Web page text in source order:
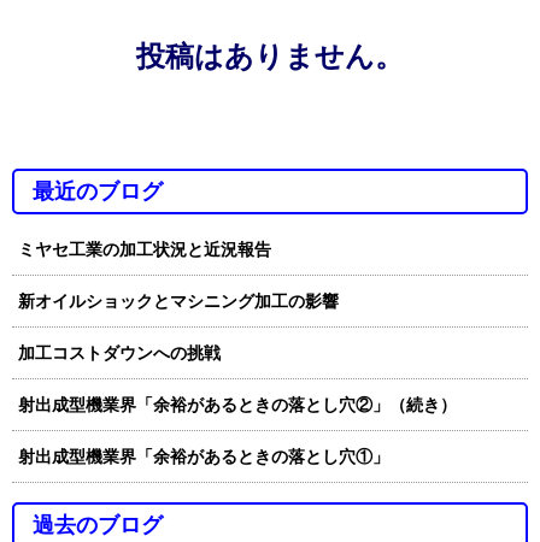
投稿はありません。
最近のブログ
ミヤセ工業の加工状況と近況報告
新オイルショックとマシニング加工の影響
加工コストダウンへの挑戦
射出成型機業界「余裕があるときの落とし穴②」（続き）
射出成型機業界「余裕があるときの落とし穴①」
過去のブログ